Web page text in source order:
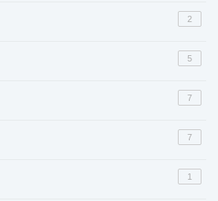
2
5
7
7
1